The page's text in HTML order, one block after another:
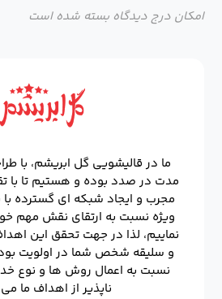
امکان درج دیدگاه بسته شده است
ما در قالیشویی گل ابریشم، با
مدت در صدد بوده و هستیم تا با
مجرب و ایجاد شبکه ای گسترده
ویژه نسبت به ارتقای نقش مهم
نماییم، لذا در جهت تحقق این
و سلیقه شخص شما در اولویت
نسبت به اعمال روش ها و نوع
ناپذیر از اهداف ما